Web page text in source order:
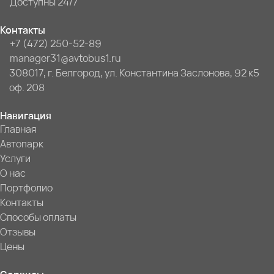
Контакты
+7 (472) 250-52-89
manager31@avtobus1.ru
308017, г. Белгород, ул. Константина Заслонова, 92 к5
оф. 208
Навигация
Главная
Автопарк
Услуги
О нас
Портфолио
Контакты
Способы оплаты
Отзывы
Цены